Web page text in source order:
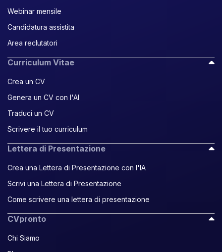
Webinar mensile
Candidatura assistita
Area reclutatori
Curriculum Vitae
Crea un CV
Genera un CV con l'AI
Traduci un CV
Scrivere il tuo curriculum
Lettera di Presentazione
Crea una Lettera di Presentazione con l'IA
Scrivi una Lettera di Presentazione
Come scrivere una lettera di presentazione
CVpronto
Chi Siamo